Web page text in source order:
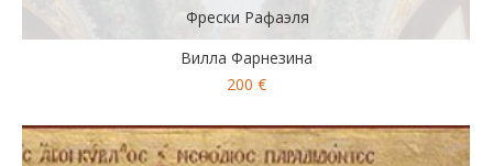
Фрески Рафаэля
Вилла Фарнезина
200 €